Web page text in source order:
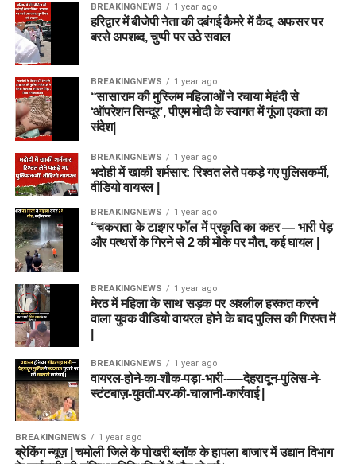
Pitch Report & Fantasy Tips
IRE vs AFG Dream11 Team 2nd ODI 2026: Match
Prediction, Pitch Report & Playing 11
IRE vs AFG Dream11 Team 2nd ODI 2026: Match
Prediction, Pitch Report & Playing 11
BREAKINGNEWS 1 year ago
हरिद्वार में बीजेपी नेता की दबंगई कैमरे में कैद, अफसर पर
बरसे अपशब्द, चुप्पी पर उठे सवाल
BREAKINGNEWS 1 year ago
“सासाराम की मुस्लिम महिलाओं ने रचाया मेहंदी से
‘ऑपरेशन सिन्दूर’, पीएम मोदी के स्वागत में गूंजा एकता का
संदेश|
BREAKINGNEWS 1 year ago
भदोही में खाकी शर्मसार: रिश्वत लेते पकड़े गए पुलिसकर्मी,
वीडियो वायरल |
BREAKINGNEWS 1 year ago
“चकराता के टाइगर फॉल में प्रकृति का कहर — भारी पेड़
और पत्थरों के गिरने से 2 की मौके पर मौत, कई घायल |
BREAKINGNEWS 1 year ago
मेरठ में महिला के साथ सड़क पर अश्लील हरकत करने
वाला युवक वीडियो वायरल होने के बाद पुलिस की गिरफ्त में
BREAKINGNEWS 1 year ago
वायरल-होने-का-शौक-पड़ा-भारी-—-देहरादून-पुलिस-ने-
स्टंटबाज़-युवती-पर-की-चालानी-कार्रवाई |
BREAKINGNEWS 1 year ago
ब्रेकिंग न्यूज़ | चमोली जिले के पोखरी ब्लॉक के हापला बाजार में उद्यान विभाग